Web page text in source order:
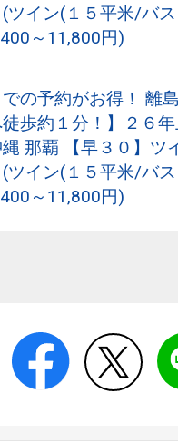
(ツイン(１５平米/バ
～11,800円)
での予約がお得！ 離
歩約１分！】２６
那覇 【早３０】ツ
(ツイン(１５平米/バ
～11,800円)